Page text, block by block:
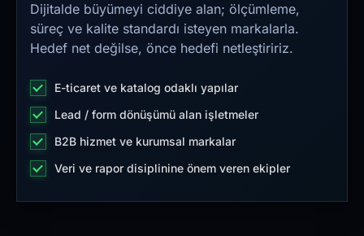
Dijitalde büyümeyi ciddiye alan; ölçümleme,
süreç ve kalite standardı isteyen markalarla.
Hedef net değilse, önce hedefi netleştiririz.
E-ticaret ve katalog odaklı yapılar
Lead / form dönüşümü alan işletmeler
B2B hizmet ve kurumsal markalar
Veri ve rapor disiplinine önem veren ekipler